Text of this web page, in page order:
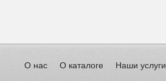
О нас О каталоге Наши услуги